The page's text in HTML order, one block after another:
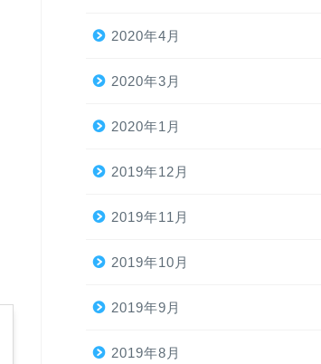
2020年4月
2020年3月
2020年1月
2019年12月
2019年11月
2019年10月
2019年9月
2019年8月